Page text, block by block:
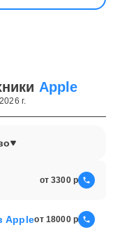
Apple
г.
от 3300
Appleот 18000